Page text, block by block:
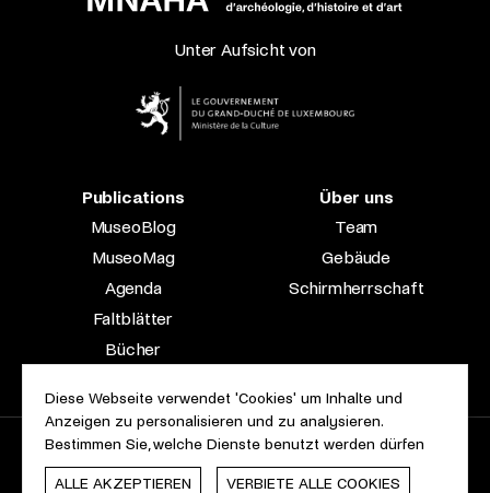
Unter Aufsicht von
Publications
MuseoBlog
MuseoMag
Agenda
Faltblätter
Bücher
Über uns
Team
Gebäude
Schirmherrschaft
2023 © Le Musée national d’archéologie, d’histoire et d’art |
Über diese Seite
Barrierefreiheit Rechtliche Hinweise
Diese Webseite verwendet 'Cookies' um Inhalte und
Anzeigen zu personalisieren und zu analysieren.
Bestimmen Sie, welche Dienste benutzt werden dürfen
ALLE AKZEPTIEREN VERBIETE ALLE COOKIES